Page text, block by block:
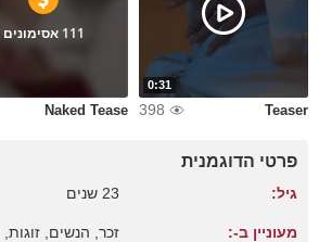
0:31
Teaser
398
111 אסימונים
Naked Tease
פרטי הדוגמנית
גיל: 23 שנים
מעוניין ב-: זכר, הנשים,